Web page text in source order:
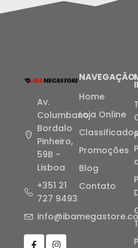
Av.
Columbano
Bordalo
Pinheiro,
59B -
Lisboa
+351 21
727 9493
NAVEGAÇÃO
Home
Loja Online
Classificados
Promoções
Blog
Contato